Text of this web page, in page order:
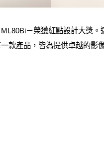
－榮獲紅點設計大獎
款產品，皆為提供卓越的影